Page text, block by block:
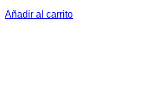
Añadir al carrito